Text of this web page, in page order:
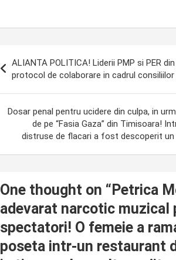
ALIANTA POLITICA! Liderii PMP si PER
protocol de colaborare in cadrul
Dosar penal pentru ucidere din culpa, in
de pe “Fasia Gaza” din Timisoara!
distruse de flacari a fost descoperit un
One thought on “ Petrica
adevarat narcotic muzical
spectatori! O femeie a
poseta intr-un restaurant